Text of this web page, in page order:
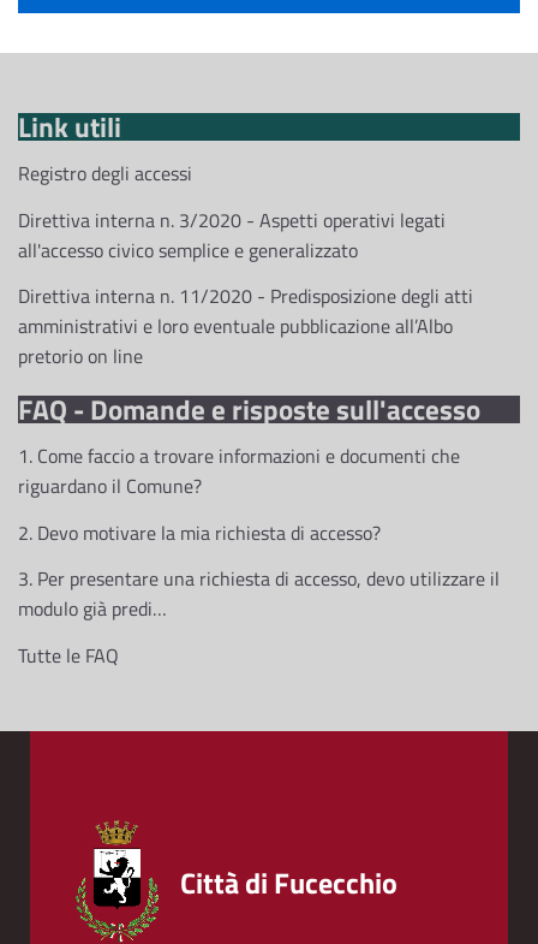
Link utili
Registro degli accessi
Direttiva interna n. 3/2020 - Aspetti operativi legati
all'accesso civico semplice e generalizzato
Direttiva interna n. 11/2020 - Predisposizione degli atti
amministrativi e loro eventuale pubblicazione all’Albo
pretorio on line
FAQ - Domande e risposte sull'accesso
1. Come faccio a trovare informazioni e documenti che
riguardano il Comune?
2. Devo motivare la mia richiesta di accesso?
3. Per presentare una richiesta di accesso, devo utilizzare il
modulo già predi…
Tutte le FAQ
Città di Fucecchio